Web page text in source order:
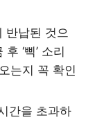
반납된 것으
‘삑’ 소리
는지 꼭 확인
간을 초과하